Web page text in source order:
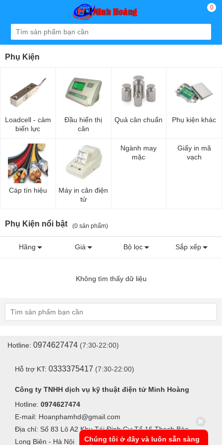
0
Phụ Kiện
Loadcell - cảm
biến lực
Đầu hiển thị
cân
Quả cân chuẩn Phụ kiện khác
Cáp tín hiệu
Máy in cân điện
tử
Ngành may
mặc
Giấy in mã
vạch
Phụ Kiện nổi bật (0 sản phẩm)
Hãng Giá Bộ lọc Sắp xếp
Không tìm thấy dữ liệu
Hotline: 0974627474 (7:30-22:00)
Hỗ trợ KT: 0333375417 (7:30-22:00)
Công ty TNHH dịch vụ kỹ thuật điện tử Minh Hoàng
Hotline: 0974627474
E-mail: Hoanphamhd@gmail.com
Địa chỉ: Số 83 Lô A2 Khu Tái Định Cư Tổ 16 Thạch Bàn -
Long Biên - Hà Nội
Chúng tôi ở đây và luôn sẵn sàng